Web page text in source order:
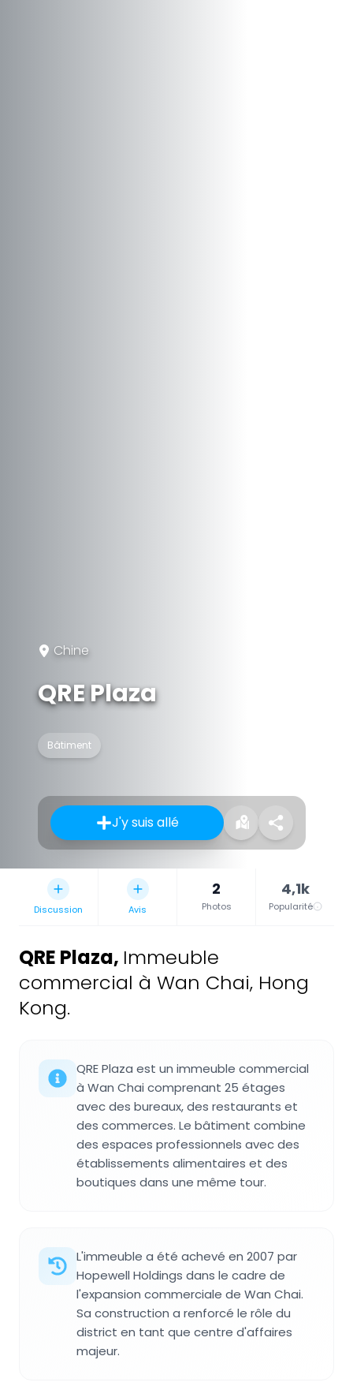
Chine
QRE Plaza
Bâtiment
J'y suis allé
Discussion Avis
2
Photos
4,1k
Popularité
QRE Plaza, Immeuble
commercial à Wan Chai, Hong
Kong.
QRE Plaza est un immeuble commercial
à Wan Chai comprenant 25 étages
avec des bureaux, des restaurants et
des commerces. Le bâtiment combine
des espaces professionnels avec des
établissements alimentaires et des
boutiques dans une même tour.
L'immeuble a été achevé en 2007 par
Hopewell Holdings dans le cadre de
l'expansion commerciale de Wan Chai.
Sa construction a renforcé le rôle du
district en tant que centre d'affaires
majeur.